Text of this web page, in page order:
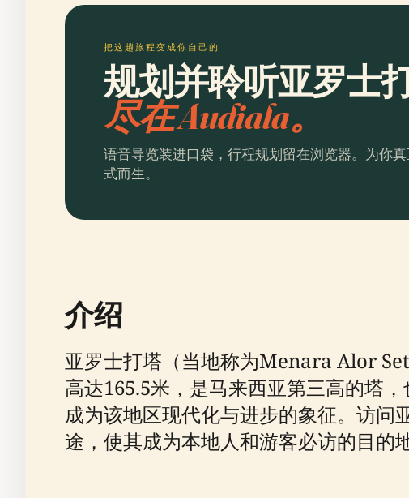
把这趟旅程变成你自己的
规划并聆听亚罗士
尽在 Audiala。
语音导览装进口袋，行程规划留在浏览器。为你
式而生。
介绍
亚罗士打塔（当地称为Menara Alor
高达165.5米，是马来西亚第三高的塔
成为该地区现代化与进步的象征。访问
途，使其成为本地人和游客必访的目的地